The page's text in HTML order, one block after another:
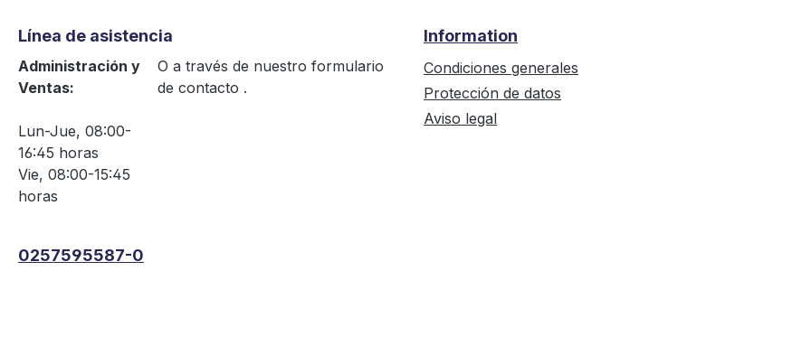
Línea de asistencia
Administración y
Ventas:
Lun-Jue, 08:00-
16:45 horas
Vie, 08:00-15:45
horas
0257595587-0
O a través de nuestro formulario
de contacto .
Information
Condiciones generales
Protección de datos
Aviso legal